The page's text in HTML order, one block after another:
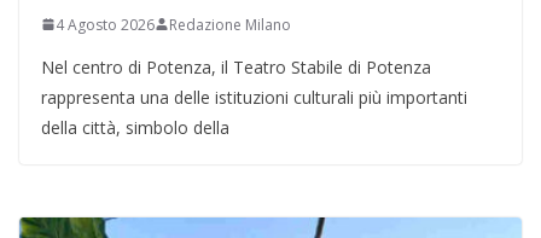
4 Agosto 2026 Redazione Milano
Nel centro di Potenza, il Teatro Stabile di Potenza
rappresenta una delle istituzioni culturali più importanti
della città, simbolo della